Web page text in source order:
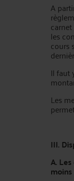
A
les
cours
Il faut
Les
III.
A.